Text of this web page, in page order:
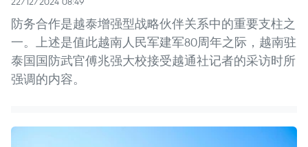
防务合作是越泰增强型战略伙伴关系中的重要支柱之
一。上述是值此越南人民军建军80周年之际，越南驻
泰国国防武官傅兆强大校接受越通社记者的采访时所
强调的内容。